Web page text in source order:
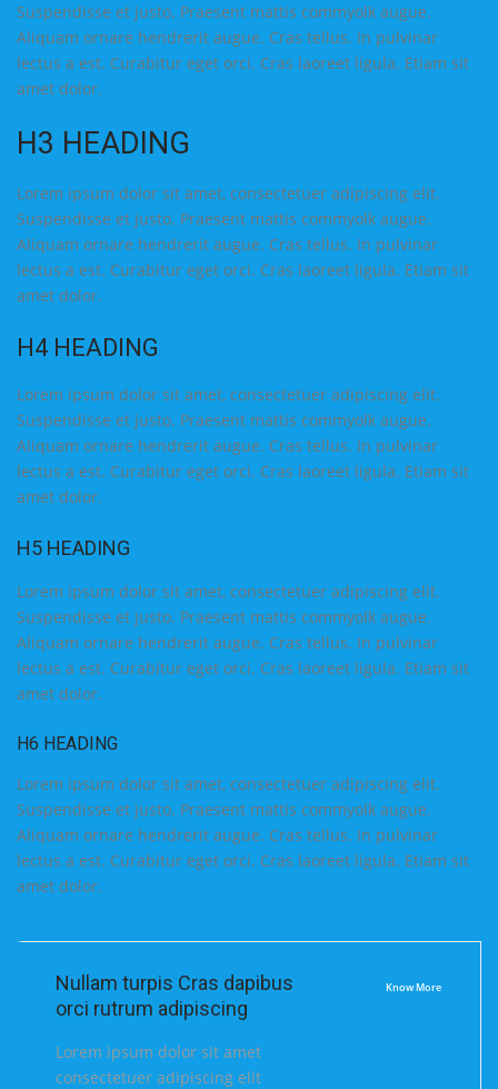
Suspendisse et justo. Praesent mattis commyolk augue.
Aliquam ornare hendrerit augue. Cras tellus. In pulvinar
lectus a est. Curabitur eget orci. Cras laoreet ligula. Etiam sit
amet dolor.
H3 HEADING
Lorem ipsum dolor sit amet, consectetuer adipiscing elit.
Suspendisse et justo. Praesent mattis commyolk augue.
Aliquam ornare hendrerit augue. Cras tellus. In pulvinar
lectus a est. Curabitur eget orci. Cras laoreet ligula. Etiam sit
amet dolor.
H4 HEADING
Lorem ipsum dolor sit amet, consectetuer adipiscing elit.
Suspendisse et justo. Praesent mattis commyolk augue.
Aliquam ornare hendrerit augue. Cras tellus. In pulvinar
lectus a est. Curabitur eget orci. Cras laoreet ligula. Etiam sit
amet dolor.
H5 HEADING
Lorem ipsum dolor sit amet, consectetuer adipiscing elit.
Suspendisse et justo. Praesent mattis commyolk augue.
Aliquam ornare hendrerit augue. Cras tellus. In pulvinar
lectus a est. Curabitur eget orci. Cras laoreet ligula. Etiam sit
amet dolor.
H6 HEADING
Lorem ipsum dolor sit amet, consectetuer adipiscing elit.
Suspendisse et justo. Praesent mattis commyolk augue.
Aliquam ornare hendrerit augue. Cras tellus. In pulvinar
lectus a est. Curabitur eget orci. Cras laoreet ligula. Etiam sit
amet dolor.
Nullam turpis Cras dapibus
orci rutrum adipiscing
Lorem ipsum dolor sit amet
consectetuer adipiscing elit
Know More